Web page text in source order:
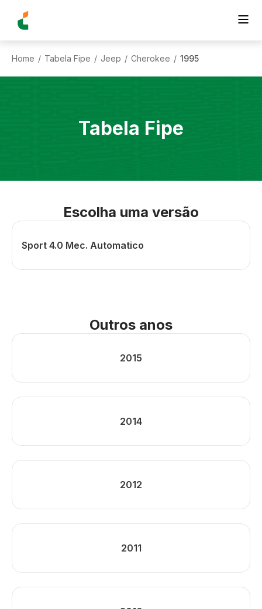
Home / Tabela Fipe / Jeep / Cherokee / 1995
Tabela Fipe
Escolha uma versão
Sport 4.0 Mec. Automatico
Outros anos
2015
2014
2012
2011